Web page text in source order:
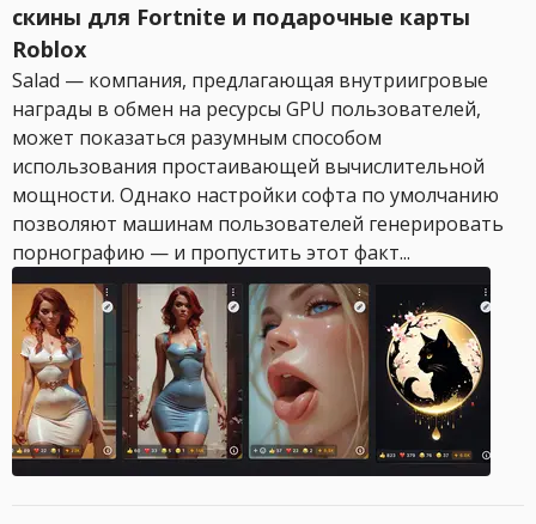
скины для Fortnite и подарочные карты
Roblox
Salad — компания, предлагающая внутриигровые
награды в обмен на ресурсы GPU пользователей,
может показаться разумным способом
использования простаивающей вычислительной
мощности. Однако настройки софта по умолчанию
позволяют машинам пользователей генерировать
порнографию — и пропустить этот факт...